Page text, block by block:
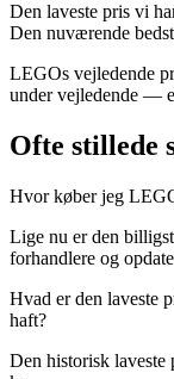
Den laveste pris vi
Den nuværende
LEGOs vejledende
under vejledende —
Ofte stillede
Hvor køber jeg
Lige nu er den
forhandlere og
Hvad er den laveste
haft?
Den historisk laveste